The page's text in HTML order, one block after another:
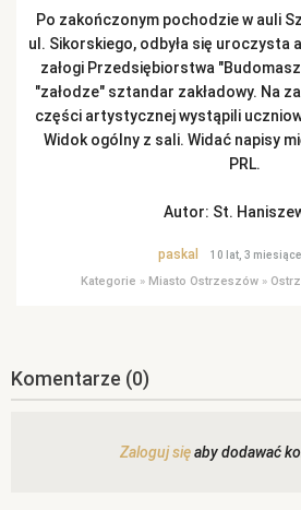
Po zakończonym pochodzie w auli
ul. Sikorskiego, odbyła się uroczysta
załogi Przedsiębiorstwa
"załodze" sztandar zakładowy. Na
części artystycznej wystąpili
Widok ogólny z sali. Widać napisy
PRL.
Autor: St.
paskal 10 lat, 3
Kategorie » Miasto Ostrzeszów»
Komentarze (0)
Zaloguj sięaby dodawać